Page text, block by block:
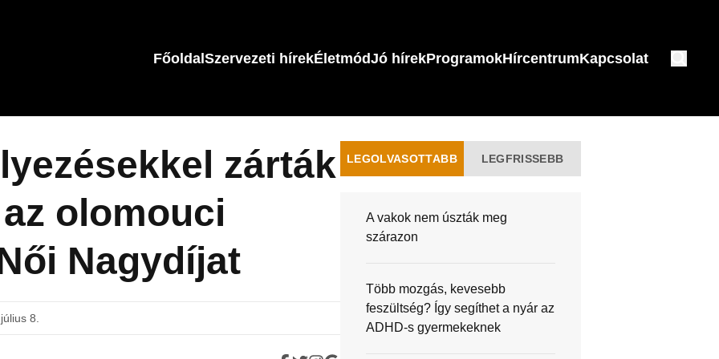
FőoldalSzervezeti hírekÉletmódJó hírekProgramokHírcentrumKapcsolat
zárták
olomouci
Nagydíjat
8.
LEGOLVASOTTABB LEGFRISSEBB
A vakok nem úszták meg
szárazon
Több mozgás, kevesebb
feszültség? Így segíthet a nyár az
ADHD-s gyermekeknek